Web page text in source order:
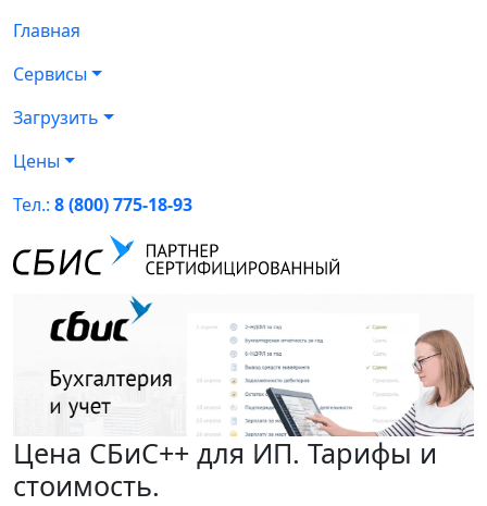
Главная
Сервисы
Загрузить
Цены
Тел.: 8 (800) 775-18-93
Цена СБиС++ для ИП. Тарифы и
стоимость.